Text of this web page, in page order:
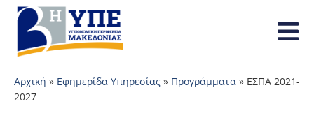
Αρχική » Εφημερίδα Υπηρεσίας » Προγράμματα » ΕΣΠΑ 2021-
2027